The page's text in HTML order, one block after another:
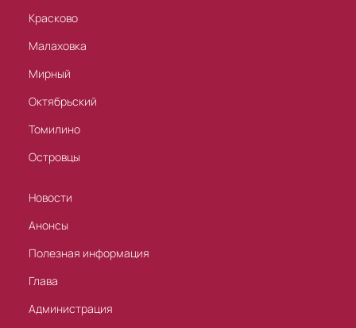
Красково
Малаховка
Мирный
Октябрьский
Томилино
Островцы
Новости
Анонсы
Полезная информация
Глава
Администрация